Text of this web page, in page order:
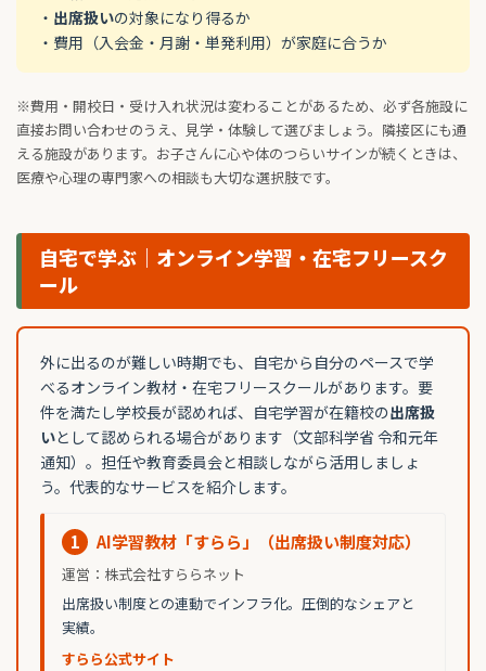
・ 出席扱いの対象になり得るか
・費用（入会金・月謝・単発利用）が家庭に合うか
※費用・開校日・受け入れ状況は変わることがあるため、必ず各施設に
直接お問い合わせのうえ、見学・体験して選びましょう。隣接区にも通
える施設があります。お子さんに心や体のつらいサインが続くときは、
医療や心理の専門家への相談も大切な選択肢です。
自宅で学ぶ｜オンライン学習・在宅フリースク
ール
外に出るのが難しい時期でも、自宅から自分のペースで学
べるオンライン教材・在宅フリースクールがあります。要
件を満たし学校長が認めれば、自宅学習が在籍校の出席扱
いとして認められる場合があります（文部科学省 令和元年
通知）。担任や教育委員会と相談しながら活用しましょ
う。代表的なサービスを紹介します。
1 AI学習教材「すらら」（出席扱い制度対応）
運営：株式会社すららネット
出席扱い制度との連動でインフラ化。圧倒的なシェアと
実績。
すらら公式サイト